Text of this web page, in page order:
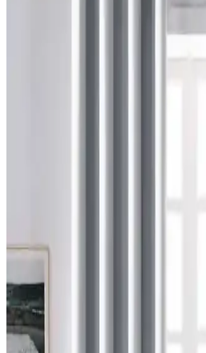
estetiğini ve enerji verimliliğini artırır.
Sherwin Williams Cream &
Dekorasyonunun Mekana
Ev satışında valance kullanımı,
mekana renk ve doku katar. Ancak
Maximalist ve Fantastik
Halı ve Perde Seçimi Rehberi